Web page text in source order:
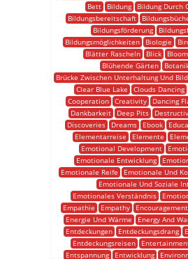
Bett
Bildung
Bildung Durch
Bildungsbereitschaft
Bildungsförderung
Bildungsmöglichkeiten
Biologie
Blätter Rascheln
Blick
Blühende Gärten
Brücke Zwischen Unterhaltung Und
Clear Blue Lake
Clouds Dancing
Cooperation
Creativity Dancing
Dankbarkeit
Deep Pits
Discoveries
Dreams Ebook
Elementarreise
Elemente
Emotional Development
Emotionale Entwicklung
Emotionale Reife
Emotionale Und
Emotionale Und Soziale
Emotionales Verständnis
Empathie
Empathy
Energie Und Wärme
Energy And
Entdeckungen
Entdeckungsdrang
Entdeckungsreisen
Entspannung
Entwicklung